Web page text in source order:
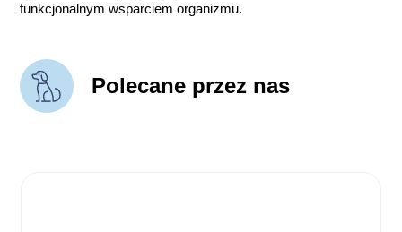
funkcjonalnym wsparciem organizmu.
Polecane przez nas